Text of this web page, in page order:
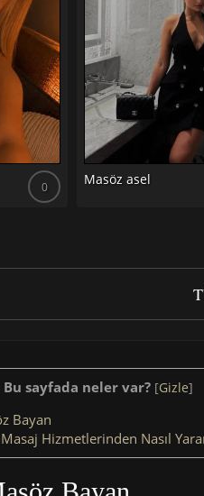
0 Masöz asel
Bu sayfada neler var? [Gizle]
Bayan
Hizmetlerinden Nasıl